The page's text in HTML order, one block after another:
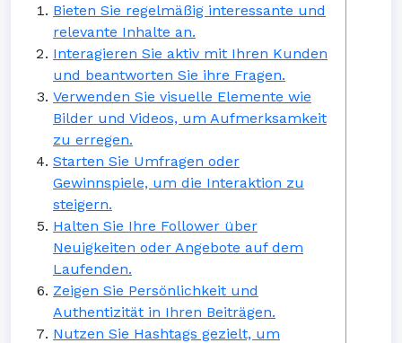
Bieten Sie regelmäßig interessante und
relevante Inhalte an.
Interagieren Sie aktiv mit Ihren Kunden
und beantworten Sie ihre Fragen.
Verwenden Sie visuelle Elemente wie
Bilder und Videos, um Aufmerksamkeit
zu erregen.
Starten Sie Umfragen oder
Gewinnspiele, um die Interaktion zu
steigern.
Halten Sie Ihre Follower über
Neuigkeiten oder Angebote auf dem
Laufenden.
Zeigen Sie Persönlichkeit und
Authentizität in Ihren Beiträgen.
Nutzen Sie Hashtags gezielt, um